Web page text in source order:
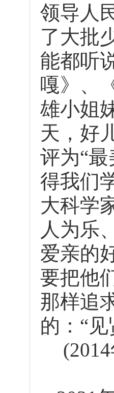
领导人
了大批
能都听
嘎》、
雄小姐
天，好
评为“
得我们
大科学
人为乐
爱亲的
要把他
那样追
的：“